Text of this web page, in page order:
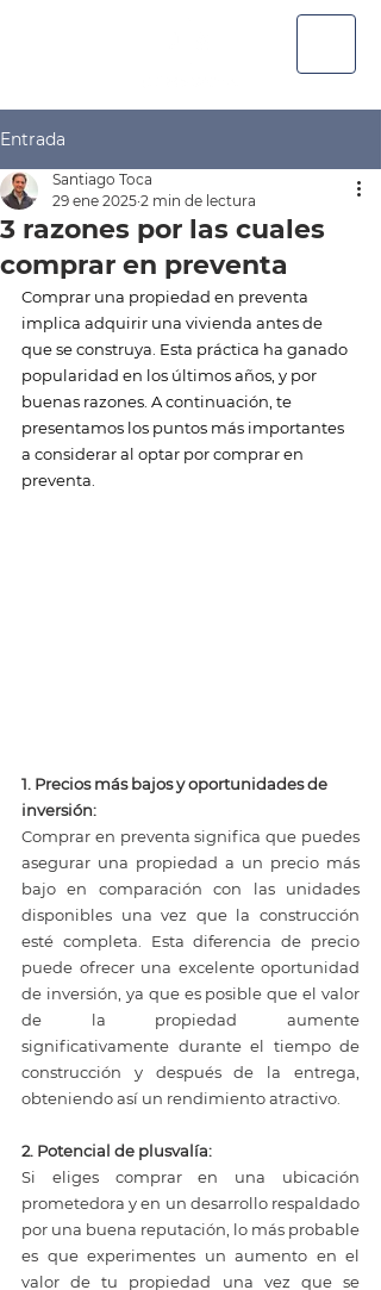
Entrada
3 razones por las cuales
comprar en preventa
Santiago Toca
29 ene 2025 2 min de lectura
Comprar una propiedad en preventa
implica adquirir una vivienda antes de
que se construya. Esta práctica ha ganado
popularidad en los últimos años, y por
buenas razones. A continuación, te
presentamos los puntos más importantes
a considerar al optar por comprar en
preventa.
1. Precios más bajos y oportunidades de
inversión:
Comprar en preventa significa que puedes
asegurar una propiedad a un precio más
bajo en comparación con las unidades
disponibles una vez que la construcción
esté completa. Esta diferencia de precio
puede ofrecer una excelente oportunidad
de inversión, ya que es posible que el valor
de la propiedad aumente
significativamente durante el tiempo de
construcción y después de la entrega,
obteniendo así un rendimiento atractivo.
2. Potencial de plusvalía:
Si eliges comprar en una ubicación
prometedora y en un desarrollo respaldado
por una buena reputación, lo más probable
es que experimentes un aumento en el
valor de tu propiedad una vez que se